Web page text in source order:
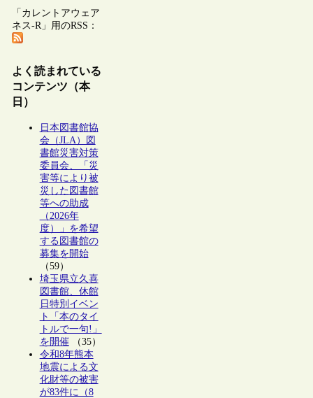
「カレントアウェア
ネス-R」用のRSS：
よく読まれている
コンテンツ（本
日）
日本図書館協
会（JLA）図
書館災害対策
委員会、「災
害等により被
災した図書館
等への助成
（2026年
度）」を希望
する図書館の
募集を開始
（59）
埼玉県立久喜
図書館、休館
日特別イベン
ト「本のタイ
トルで一句!」
を開催（35）
令和8年熊本
地震による文
化財等の被害
が83件に（8